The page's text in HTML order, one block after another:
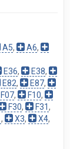
A5, A6,
E36, E38,
E82, E87,
F07, F10,
F30, F31,
, X3, X4,